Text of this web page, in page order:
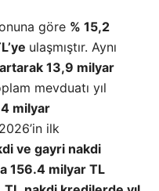
göre % 15,2
ulaşmıştır. Aynı
13,9 milyar
mevduatı yıl
milyar
ilk
ve gayri nakdi
156.4 milyar TL